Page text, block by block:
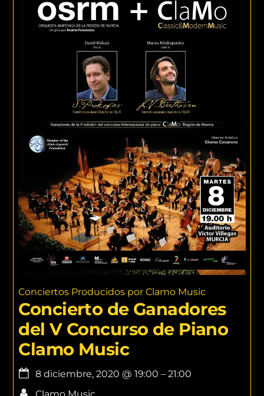
Conciertos Producidos por Clamo Music
Concierto de Ganadores
del V Concurso de Piano
Clamo Music
8 diciembre, 2020 @19:00 –21:00